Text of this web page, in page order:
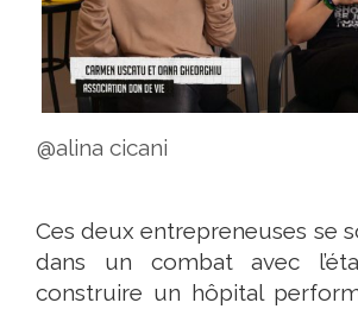
@alina cicani
Ces deux entrepreneuses se
dans un combat avec
construire un hôpital